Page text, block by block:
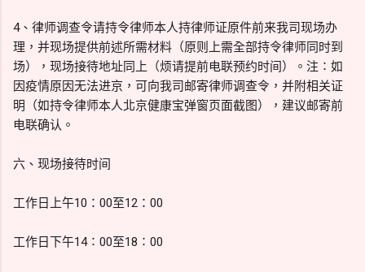
4、律师调查令请持令律师本人持律师证原件前来我司现场办
理，并现场提供前述所需材料（原则上需全部持令律师同时到
场），现场接待地址同上（烦请提前电联预约时间）。注∶如
因疫情原因无法进京，可向我司邮寄律师调查令，并附相关证
明（如持令律师本人北京健康宝弹窗页面截图），建议邮寄前
电联确认。
六、现场接待时间
工作日上午10：00至12：00
工作日下午14∶00至18∶00